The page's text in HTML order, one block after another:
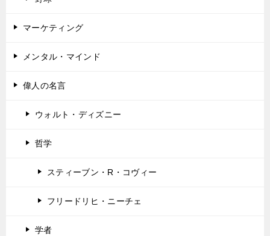
マーケティング
メンタル・マインド
偉人の名言
ウォルト・ディズニー
哲学
スティーブン・R・コヴィー
フリードリヒ・ニーチェ
学者